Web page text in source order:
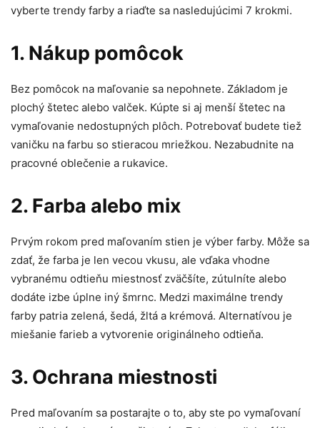
vyberte trendy farby a riaďte sa nasledujúcimi 7 krokmi.
1. Nákup pomôcok
Bez pomôcok na maľovanie sa nepohnete. Základom je
plochý štetec alebo valček. Kúpte si aj menší štetec na
vymaľovanie nedostupných plôch. Potrebovať budete tiež
vaničku na farbu so stieracou mriežkou. Nezabudnite na
pracovné oblečenie a rukavice.
2. Farba alebo mix
Prvým rokom pred maľovaním stien je výber farby. Môže sa
zdať, že farba je len vecou vkusu, ale vďaka vhodne
vybranému odtieňu miestnosť zväčšíte, zútulníte alebo
dodáte izbe úplne iný šmrnc. Medzi maximálne trendy
farby patria zelená, šedá, žltá a krémová. Alternatívou je
miešanie farieb a vytvorenie originálneho odtieňa.
3. Ochrana miestnosti
Pred maľovaním sa postarajte o to, aby ste po vymaľovaní